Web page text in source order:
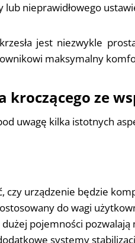
nieprawidłowego
jest niezwykle
maksymalny
kroczącego ze
uwagę kilka istotnych
czy urządzenie będzie
do wagi
pojemności pozwalają
systemy